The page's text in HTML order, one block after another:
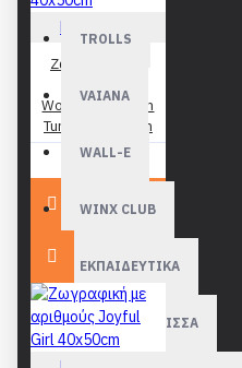
TROLLS
VAIANA
WALL-E
WINX CLUB
ΕΚΠΑΙΔΕΥΤΙΚΑ
ΜΑΓΙΑ Η ΜΕΛΙΣΣΑ
Figured Art
Ζωγραφική με
Woman in African
Turban 40x50cm
19,90€